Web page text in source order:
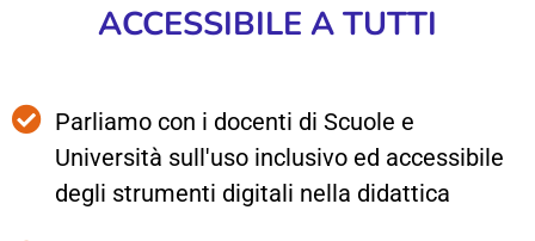
ACCESSIBILE A TUTTI
Parliamo con i docenti di Scuole e
Università sull'uso inclusivo ed accessibile
degli strumenti digitali nella didattica